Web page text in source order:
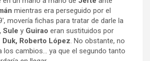
mientras era perseguido por el
movería fichas para tratar de darle la
Sule y Guirao eran sustituidos por
Duk, Roberto López. No obstante, no
los cambios… ya que el segundo tanto